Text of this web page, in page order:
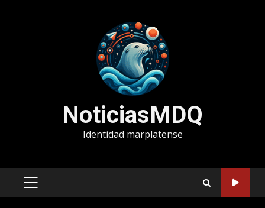
NoticiasMDQ
Identidad marplatense
MENÚ